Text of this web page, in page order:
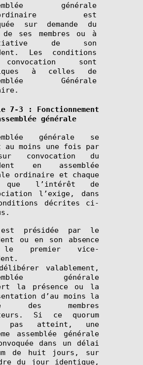
générale
est
sur demande du
ses membres ou à
de son
Les conditions
sont
à celles de
Générale
7-3 : Fonctionnement
générale
générale se
au moins une fois par
convocation du
en assemblée
ordinaire et chaque
l’intérêt de
l’exige, dans
décrites ci-
présidée par le
ou en son absence
le premier vice-
valablement,
générale
la présence ou la
d’au moins la
des membres
Si ce quorum
pas atteint, une
assemblée générale
dans un délai
de huit jours, sur
du jour identique,